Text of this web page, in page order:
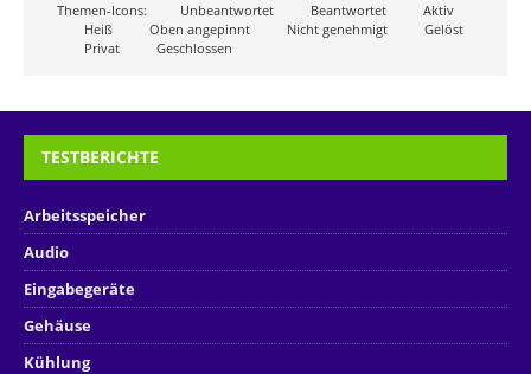
Themen-Icons:
Unbeantwortet Beantwortet
Aktiv
Heiß
Oben angepinnt Nicht genehmigt
Gelöst
Privat
Geschlossen
TESTBERICHTE
Arbeitsspeicher
Audio
Eingabegeräte
Gehäuse
Kühlung